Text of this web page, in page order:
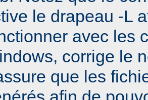
le drapeau -L
avec les
corrige le
que les